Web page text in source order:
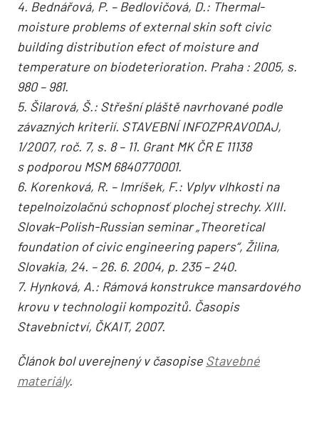
4. Bednářová, P. – Bedlovičová, D.: Thermal-
moisture problems of external skin soft civic
building distribution efect of moisture and
temperature on biodeterioration. Praha : 2005, s.
980 – 981.
5. Šilarová, Š.: Střešní pláště navrhované podle
závazných kriterií. STAVEBNÍ INFOZPRAVODAJ,
1/2007, roč. 7, s. 8 – 11. Grant MK ČR E 11138
s podporou MSM 6840770001.
6. Korenková, R. – Imríšek, F.: Vplyv vlhkosti na
tepelnoizolačnú schopnosť plochej strechy. XIII.
Slovak-Polish-Russian seminar „Theoretical
foundation of civic engineering papers“, Žilina,
Slovakia, 24. – 26. 6. 2004, p. 235 – 240.
7. Hynková, A.: Rámová konstrukce mansardového
krovu v technologii kompozitů. Časopis
Stavebnictví, ČKAIT, 2007.
Článok bol uverejnený v časopise Stavebné
materiály.